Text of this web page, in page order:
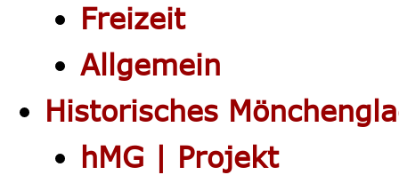
Freizeit
Allgemein
Historisches
hMG | Projekt